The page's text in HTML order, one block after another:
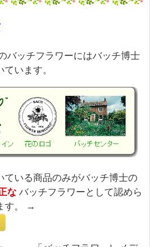
バッチフラワーにはバッチ博士
います。
いる商品のみがバッチ博士の
な バッチフラワーとして認めら
す。 →